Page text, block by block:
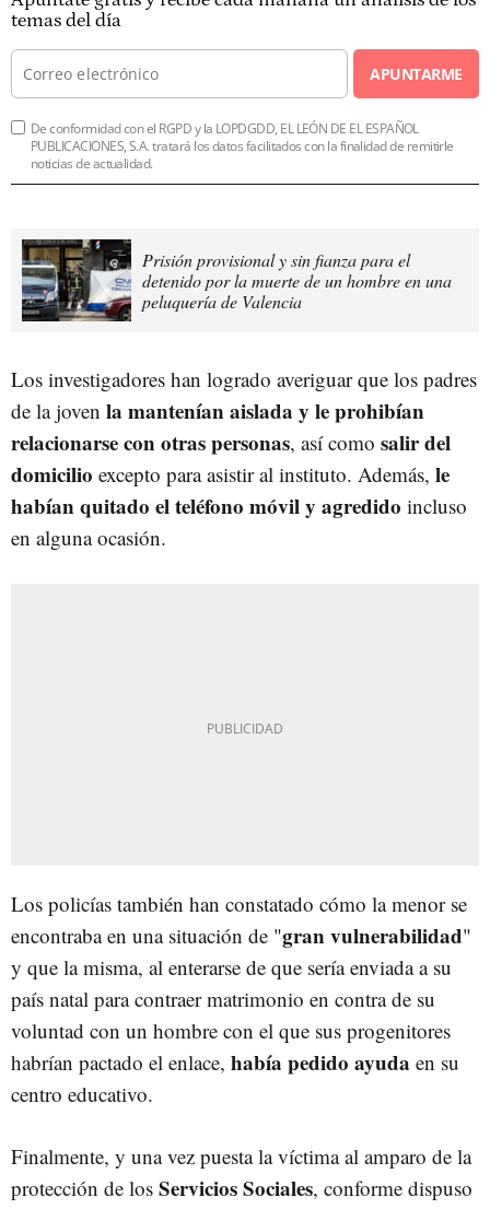
temas del día
APUNTARME
De conformidad con el RGPD y la LOPDGDD, EL LEÓN DE EL ESPAÑOL
PUBLICACIONES, S.A. tratará los datos facilitados con la finalidad de remitirle
noticias de actualidad.
Prisión provisional y sin fianza para el
detenido por la muerte de un hombre en una
peluquería de Valencia
Los investigadores han logrado averiguar que los padres
de la joven la mantenían aislada y le prohibían
relacionarse con otras personas, así como salir del
domicilio excepto para asistir al instituto. Además, le
habían quitado el teléfono móvil y agredido incluso
en alguna ocasión.
Los policías también han constatado cómo la menor se
encontraba en una situación de "gran vulnerabilidad"
y que la misma, al enterarse de que sería enviada a su
país natal para contraer matrimonio en contra de su
voluntad con un hombre con el que sus progenitores
habrían pactado el enlace, había pedido ayuda en su
centro educativo.
Finalmente, y una vez puesta la víctima al amparo de la
protección de los Servicios Sociales, conforme dispuso